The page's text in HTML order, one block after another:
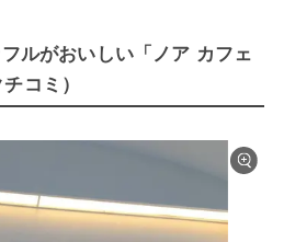
フルがおいしい「ノア カフェ
コミ）